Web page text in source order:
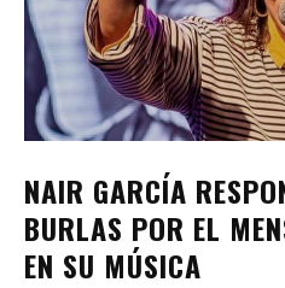
NAIR GARCÍA
BURLAS POR EL
EN SU MÚSICA